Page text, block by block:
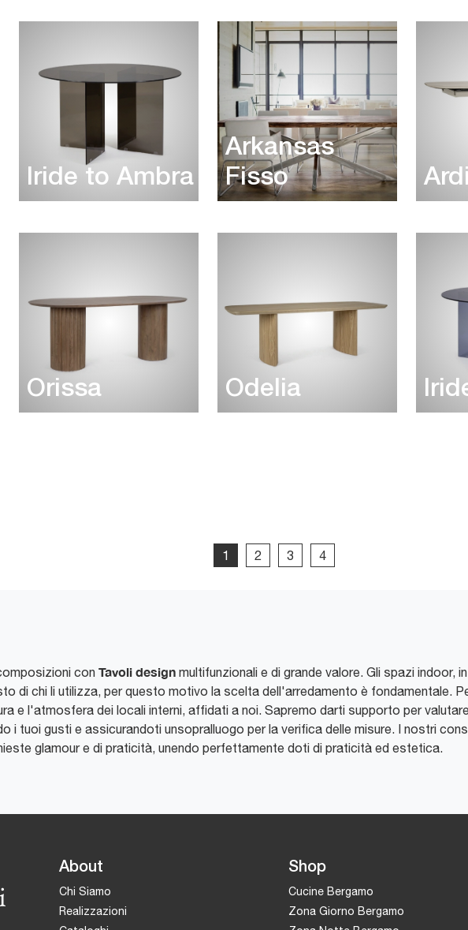
Iride to Ambra
Arkansas
Fisso
Orissa Odelia
1 2 3 4
con Tavoli design multifunzionali e di grande valore. Gli spazi indoor,
di chi li utilizza, per questo motivo la scelta dell'arredamento è fondamentale.
e l'atmosfera dei locali interni, affidati a noi. Sapremo darti supporto per
i tuoi gusti e assicurandoti unsopralluogo per la verifica delle misure. I nostri
glamour e di praticità, unendo perfettamente doti di praticità ed estetica.
About
Chi Siamo
Realizzazioni
Shop
Cucine Bergamo
Zona Giorno Bergamo